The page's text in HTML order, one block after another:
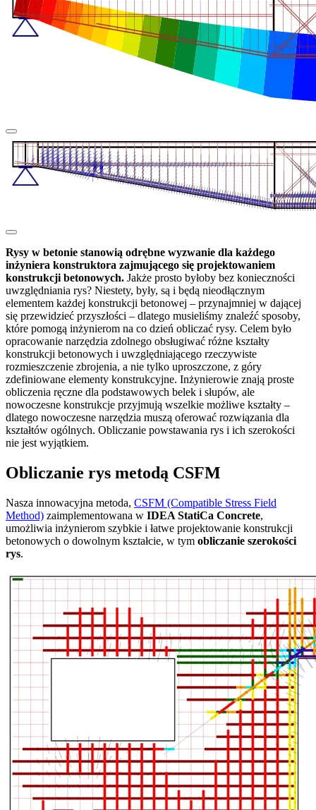
Rysy w betonie stanowią odrębne wyzwanie dla każdego
inżyniera konstruktora zajmującego się projektowaniem
konstrukcji betonowych. Jakże prosto byłoby bez konieczności
uwzględniania rys? Niestety, były, są i będą nieodłącznym
elementem każdej konstrukcji betonowej – przynajmniej w dającej
się przewidzieć przyszłości – dlatego musieliśmy znaleźć sposoby,
które pomogą inżynierom na co dzień obliczać rysy. Celem było
opracowanie narzędzia zdolnego obsługiwać różne kształty
konstrukcji betonowych i uwzględniającego rzeczywiste
rozmieszczenie zbrojenia, a nie tylko uproszczone, z góry
zdefiniowane elementy konstrukcyjne. Inżynierowie znają proste
obliczenia ręczne dla podstawowych belek i słupów, ale
nowoczesne konstrukcje przyjmują wszelkie możliwe kształty –
dlatego nowoczesne narzędzia muszą oferować rozwiązania dla
kształtów ogólnych. Obliczanie powstawania rys i ich szerokości
nie jest wyjątkiem.
Obliczanie rys metodą CSFM
Nasza innowacyjna metoda, CSFM (Compatible Stress Field
Method) zaimplementowana w IDEA StatiCa Concrete,
umożliwia inżynierom szybkie i łatwe projektowanie konstrukcji
betonowych o dowolnym kształcie, w tym obliczanie szerokości
rys.